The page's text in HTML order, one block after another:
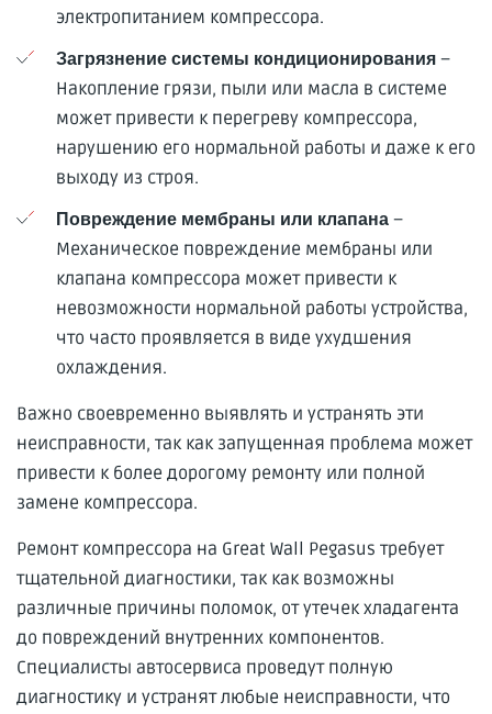
электропитанием компрессора.
Загрязнение системы кондиционирования –
Накопление грязи, пыли или масла в системе
может привести к перегреву компрессора,
нарушению его нормальной работы и даже к его
выходу из строя.
Повреждение мембраны или клапана –
Механическое повреждение мембраны или
клапана компрессора может привести к
невозможности нормальной работы устройства,
что часто проявляется в виде ухудшения
охлаждения.
Важно своевременно выявлять и устранять эти
неисправности, так как запущенная проблема может
привести к более дорогому ремонту или полной
замене компрессора.
Ремонт компрессора на Great Wall Pegasus требует
тщательной диагностики, так как возможны
различные причины поломок, от утечек хладагента
до повреждений внутренних компонентов.
Специалисты автосервиса проведут полную
диагностику и устранят любые неисправности, что